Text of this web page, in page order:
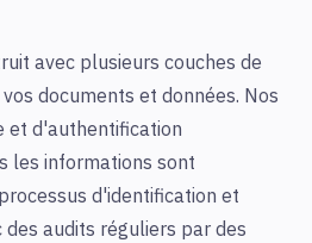
avec plusieurs couches de
documents et données. Nos
et d'authentification
les informations sont
d'identification et
audits réguliers par des